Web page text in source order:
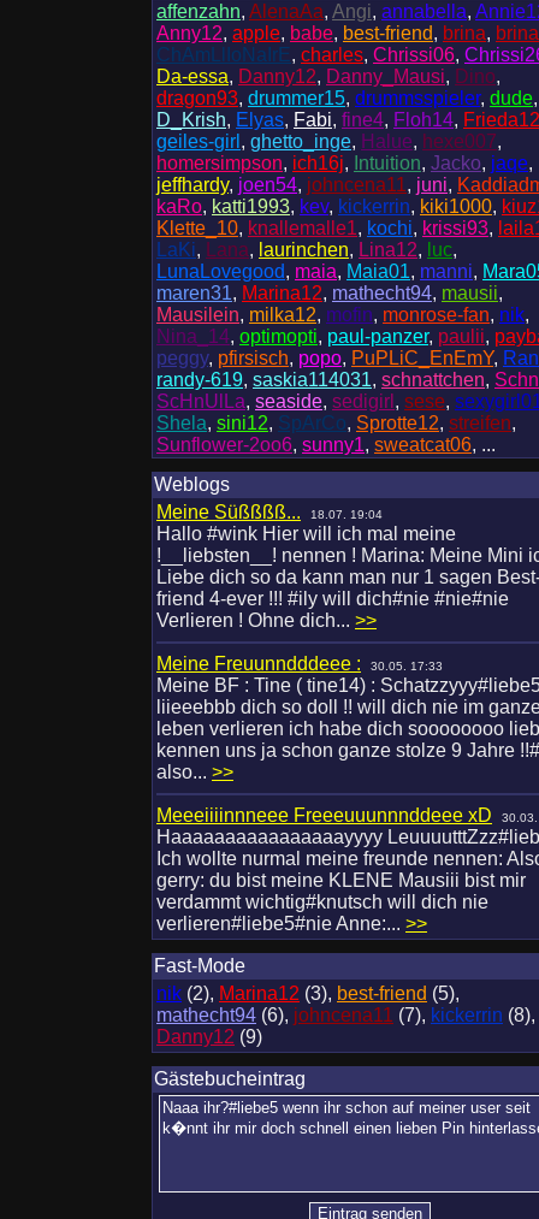
affenzahn, AlenaAa, Angi, annabella,
Anny12, apple, babe, best-friend, brina,
ChAmLlIoNaIrE, charles, Chrissi06,
Da-essa, Danny12, Danny_Mausi, Dino,
dragon93, drummer15, drummsspieler, dude,
D_Krish, Elyas, Fabi, fine4, Floh14, Frieda12
geiles-girl , ghetto_inge, Halue, hexe007,
homersimpson, ich16j, Intuition, Jacko, jaqe,
jeffhardy, joen54, johncena11, juni,
kaRo, katti1993, kev, kickerrin, kiki1000,
Klette_10, knallemalle1, kochi, krissi93,
LaKi, Lana, laurinchen, Lina12, luc,
LunaLovegood, maia, Maia01, manni,
maren31, Marina12, mathecht94, mausii,
Mausilein, milka12, mofin, monrose-fan, nik,
Nina_14, optimopti, paul-panzer, paulii,
peggy, pfirsisch, popo, PuPLiC_EnEmY,
randy-619, saskia114031, schnattchen,
ScHnUlLa, seaside, sedigirl , sese,
Shela, sini12, SpArCo, Sprotte12, streifen,
Sunflower-2oo6, sunny1, sweatcat06, ...
Weblogs
Meine Süßßßß...
18.07. 19:04
Hallo #wink Hier will ich mal meine
!__liebsten__! nennen ! Marina: Meine Mini
Liebe dich so da kann man nur 1 sagen
friend 4-ever !!! #ily will dich#nie #nie#nie
Verlieren ! Ohne dich... >>
Meine Freuunndddeee : 30.05. 17:33
Meine BF : Tine ( tine14) :
liieeebbb dich so doll !! will dich nie im
leben verlieren ich habe dich soooooooo
kennen uns ja schon ganze stolze 9 Jahre
also... >>
Meeeiiiinnneee Freeeuuunnnddeee xD
Haaaaaaaaaaaaaaaayyyy
Ich wollte nurmal meine freunde nennen:
gerry: du bist meine KLENE Mausiii bist mir
verdammt wichtig#knutsch will dich nie
verlieren#liebe5#nie Anne:... >>
Fast-Mode
nik (2), Marina12 (3), best-friend (5),
mathecht94 (6), johncena11 (7), kickerrin (8),
Danny12 (9)
Gästebucheintrag